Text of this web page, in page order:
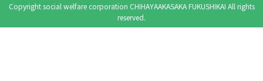
Copyright social welfare corporation CHIHAYAAKASAKA FUKUSHIKAI All rights
reserved.